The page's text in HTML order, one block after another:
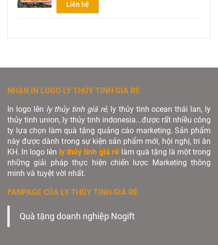
Liên hệ
NHẬN IN LOGO LY THỦY TINH GIÁ RẺ
In logo lên ly thủy tinh giá rẻ, ly thủy tinh ocean thái lan, ly
thủy tinh union, ly thủy tinh indonesia...được rất nhiều công
ty lựa chọn làm quà tặng quảng cáo marketing. Sản phẩm
này được dành trong sự kiện sản phẩm mới, hội nghị, tri ân
KH. In logo lên ly thủy tinh giá rẻlàm quà tặng là một trong
những giải pháp thực hiện chiến lược Marketing thông
minh và tuyệt vời nhất.
FANPAGE CỦA LY THỦY TINH GIÁ RẺ
Quà tặng doanh nghiệp Nogift